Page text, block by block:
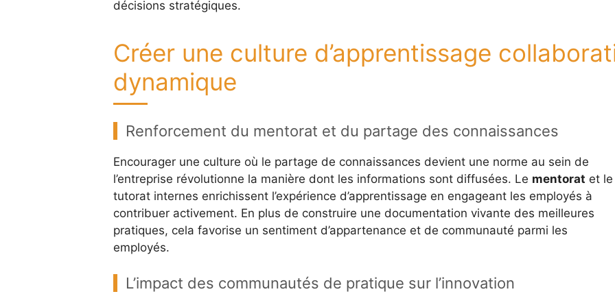
décisions stratégiques.
Créer une culture d’apprentissage
dynamique
Renforcement du mentorat et du partage des connaissances
Encourager une culture où le partage de connaissances devient une norme au sein de
l’entreprise révolutionne la manière dont les informations sont diffusées. Le mentorat et le
tutorat internes enrichissent l’expérience d’apprentissage en engageant les employés à
contribuer activement. En plus de construire une documentation vivante des meilleures
pratiques, cela favorise un sentiment d’appartenance et de communauté parmi les
employés.
L’impact des communautés de pratique sur l’innovation